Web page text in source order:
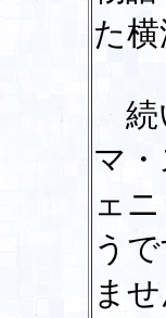
た
続
マ
ェ
う
ま